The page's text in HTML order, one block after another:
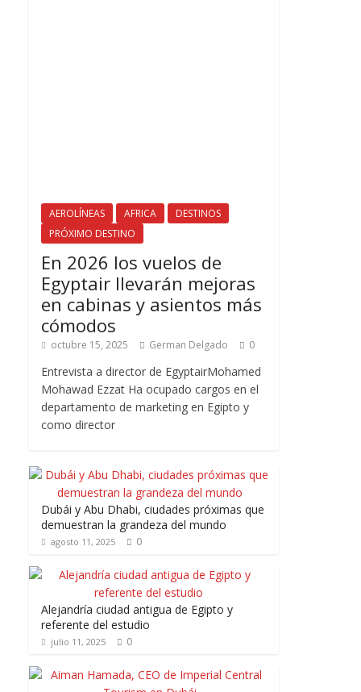
AEROLÍNEAS AFRICA
DESTINOS
PRÓXIMO DESTINO
En 2026 los vuelos de
Egyptair llevarán mejoras
en cabinas y asientos más
cómodos
octubre 15, 2025 German Delgado 0
Entrevista a director de EgyptairMohamed
Mohawad Ezzat Ha ocupado cargos en el
departamento de marketing en Egipto y
como director
Dubái y Abu Dhabi, ciudades próximas que
demuestran la grandeza del mundo
agosto 11, 2025 0
Alejandría ciudad antigua de Egipto y
referente del estudio
julio 11, 2025 0